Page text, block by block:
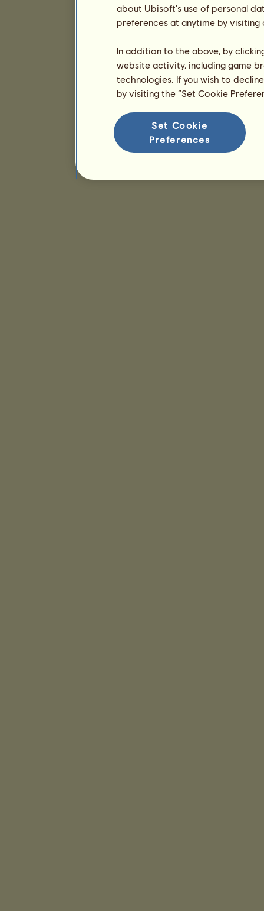
about Ubisoft's use of personal
preferences at anytime by
In addition to the above, by
website activity, including game
technologies. If you wish to
by visiting the “Set Cookie
Set Cookie
Preferences